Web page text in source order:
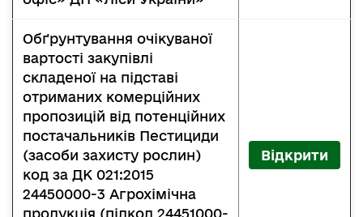
Обґрунтування очікуваної
вартості закупівлі
складеної на підставі
отриманих комерційних
пропозицій від потенційних
постачальників Пестициди
(засоби захисту рослин)
код за ДК 021:2015
24450000-3 Агрохімічна
продукція (підкод 24451000-
Відкрити